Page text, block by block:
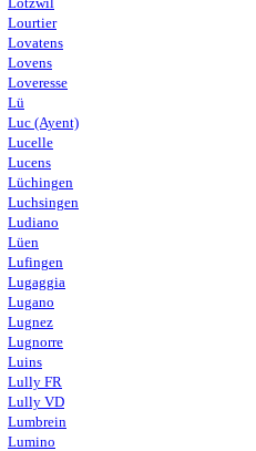
Lourtier
Lovatens
Lovens
Loveresse
Lü
Luc (Ayent)
Lucelle
Lucens
Lüchingen
Luchsingen
Ludiano
Lüen
Lufingen
Lugaggia
Lugano
Lugnez
Lugnorre
Luins
Lully FR
Lully VD
Lumbrein
Lumino